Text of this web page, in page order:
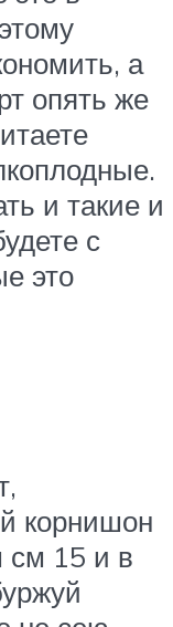
а
опять же
и такие и
с
это
корнишон
см 15 и в